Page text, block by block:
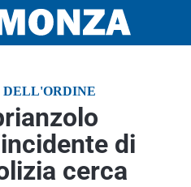
DELL'ORDINE
di
cerca